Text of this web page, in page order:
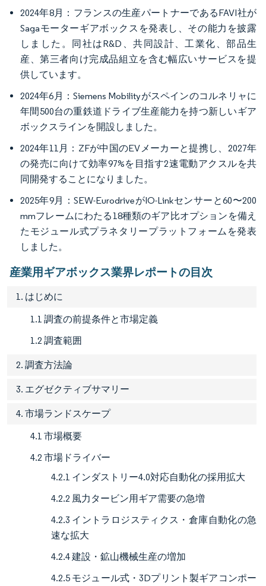
2024年8月：フランスの生産パートナーであるFAVI社が
Sagaモーターギアボックスを発表し、その能力を披露
しました。同社はR&D、共同設計、工業化、部品生
産、第三者向け完成品組立を含む幅広いサービスを提
供しています。
2024年6月：Siemens Mobilityがスペインのコルネリャに
年間500台の重鉄道ドライブ生産能力を持つ新しいギア
ボックスラインを開設しました。
2024年11月：ZFが中国のEVメーカーと提携し、2027年
の発売に向けて効率97%を目指す2速電動アクスルを共
同開発することになりました。
2025年9月：SEW-EurodriveがIO-Linkセンサーと60〜200
mmフレームにわたる18種類のギア比オプションを備え
たモジュール式プラネタリープラットフォームを発表
しました。
産業用ギアボックス業界レポートの目次
1. はじめに
1.1 調査の前提条件と市場定義
1.2 調査範囲
2. 調査方法論
3. エグゼクティブサマリー
4. 市場ランドスケープ
4.1 市場概要
4.2 市場ドライバー
4.2.1 インダストリー4.0対応自動化の採用拡大
4.2.2 風力タービン用ギア需要の急増
4.2.3 イントラロジスティクス・倉庫自動化の急
速な拡大
4.2.4 建設・鉱山機械生産の増加
4.2.5 モジュール式・3Dプリント製ギアコンポー